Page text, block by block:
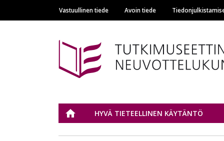
Main navigation
Vastuullinen tiede Avoin tiede
Tutkimuseettinen
ETUSIVUHYVÄ TIETEELLINEN KÄYTÄNTÖ